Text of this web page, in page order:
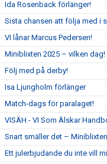
Ida Rosenback förlänger!
Sista chansen att följa med i
VI lånar Marcus Pedersen!
Miniblixten 2025 – vilken dag!
Följ med på derby!
Isa Ljungholm förlänger
Match-dags för paralaget!
VISÄH - VI Som Älskar
Snart smäller det –
Ett julerbjudande du inte vill